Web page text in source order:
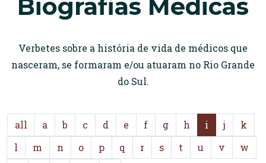
Biografias Médicas
Verbetes sobre a história de vida de médicos que
nasceram, se formaram e/ou atuaram no Rio Grande
do Sul.
all a b c d e f g h i j
k
l
m n o p q r s t u v
w